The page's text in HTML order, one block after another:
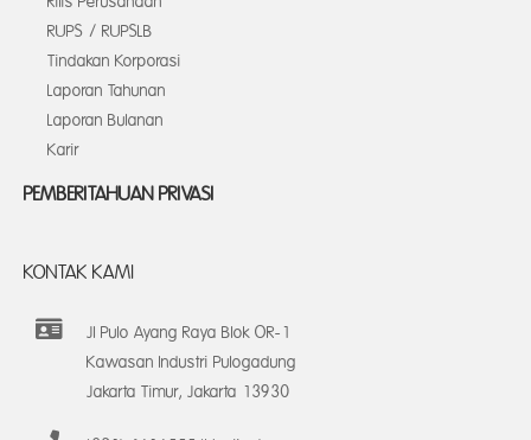
RUPS / RUPSLB
Tindakan Korporasi
Laporan Tahunan
Laporan Bulanan
Karir
PEMBERITAHUAN PRIVASI
KONTAK KAMI
Jl Pulo Ayang Raya Blok OR-1
Kawasan Industri Pulogadung
Jakarta Timur, Jakarta 13930